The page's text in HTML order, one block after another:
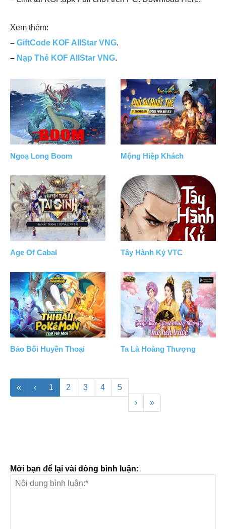
Xem thêm:
– GiftCode KOF AllStar VNG.
– Nạp Thẻ KOF AllStar VNG.
Ngoạ Long Boom Mộng Hiệp Khách
Age Of Cabal Tây Hành Kỷ VTC
Bảo Bối Huyền Thoại Ta Là Hoàng Thượng
« ‹ 1 2 3 4
5
›
»
Mời bạn để lại vài dòng bình luận: